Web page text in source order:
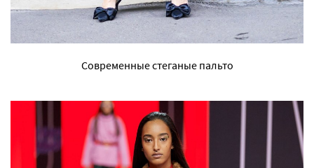
Современные стеганые пальто